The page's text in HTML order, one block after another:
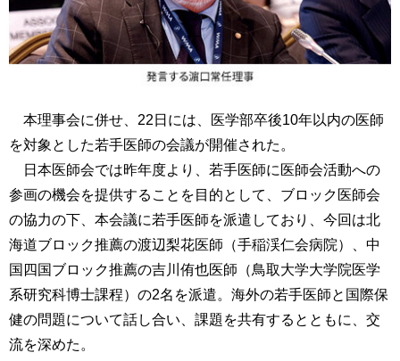
本理事会に併せ、22日には、医学部卒後10年以内の医師
を対象とした若手医師の会議が開催された。
日本医師会では昨年度より、若手医師に医師会活動への
参画の機会を提供することを目的として、ブロック医師会
の協力の下、本会議に若手医師を派遣しており、今回は北
海道ブロック推薦の渡辺梨花医師（手稲渓仁会病院）、中
国四国ブロック推薦の吉川侑也医師（鳥取大学大学院医学
系研究科博士課程）の2名を派遣。海外の若手医師と国際保
健の問題について話し合い、課題を共有するとともに、交
流を深めた。